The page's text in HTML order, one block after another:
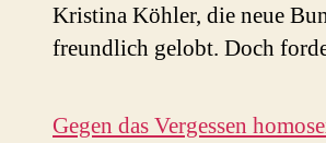
Kristina Köhler, die neue
freundlich gelobt. Doch
Gegen das Vergessen